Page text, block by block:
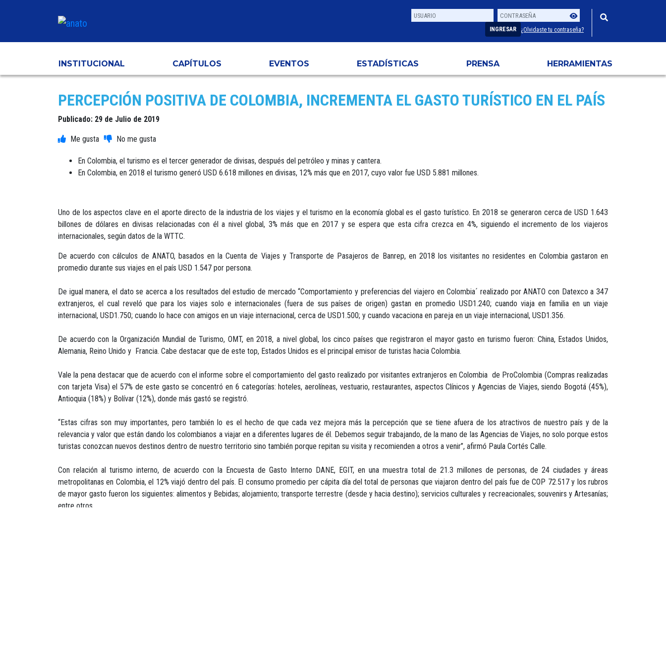
Usuario
Contraseña
INGRESAR ¿Olvidaste tu contraseña?
INSTITUCIONAL CAPÍTULOS EVENTOS ESTADÍSTICAS PRENSA HERRAMIENTAS
PERCEPCIÓN POSITIVA DE COLOMBIA, INCREMENTA EL GASTO TURÍSTICO EN EL PAÍS
Publicado: 29 de Julio de 2019
En Colombia, el turismo es el tercer generador de divisas, después del petróleo y minas y cantera.
En Colombia, en 2018 el turismo generó USD 6.618 millones en divisas, 12% más que en 2017, cuyo valor fue USD 5.881 millones.
Uno de los aspectos clave en el aporte directo de la industria de los viajes y el turismo en la economía global es el gasto turístico. En 2018 se generaron cerca de USD 1.643
billones de dólares en divisas relacionadas con él a nivel global, 3% más que en 2017 y se espera que esta cifra crezca en 4%, siguiendo el incremento de los viajeros
internacionales, según datos de la WTTC.
De acuerdo con cálculos de ANATO, basados en la Cuenta de Viajes y Transporte de Pasajeros de Banrep, en 2018 los visitantes no residentes en Colombia gastaron en
promedio durante sus viajes en el país USD 1.547 por persona.
De igual manera, el dato se acerca a los resultados del estudio de mercado “Comportamiento y preferencias del viajero en Colombia´ realizado por ANATO con Datexco a 347
extranjeros, el cual reveló que para los viajes solo e internacionales (fuera de sus países de origen) gastan en promedio USD1.240; cuando viaja en familia en un viaje
internacional, USD1.750; cuando lo hace con amigos en un viaje internacional, cerca de USD1.500; y cuando vacaciona en pareja en un viaje internacional, USD1.356.
De acuerdo con la Organización Mundial de Turismo, OMT, en 2018, a nivel global, los cinco países que registraron el mayor gasto en turismo fueron: China, Estados Unidos,
Alemania, Reino Unido y Francia. Cabe destacar que de este top, Estados Unidos es el principal emisor de turistas hacia Colombia.
Vale la pena destacar que de acuerdo con el informe sobre el comportamiento del gasto realizado por visitantes extranjeros en Colombia de ProColombia (Compras realizadas
con tarjeta Visa) el 57% de este gasto se concentró en 6 categorías: hoteles, aerolíneas, vestuario, restaurantes, aspectos Clínicos y Agencias de Viajes, siendo Bogotá (45%),
Antioquia (18%) y Bolívar (12%), donde más gastó se registró.
“Estas cifras son muy importantes, pero también lo es el hecho de que cada vez mejora más la percepción que se tiene afuera de los atractivos de nuestro país y de la
relevancia y valor que están dando los colombianos a viajar en a diferentes lugares de él. Debemos seguir trabajando, de la mano de las Agencias de Viajes, no solo porque estos
turistas conozcan nuevos destinos dentro de nuestro territorio sino también porque repitan su visita y recomienden a otros a venir”, afirmó Paula Cortés Calle.
Con relación al turismo interno, de acuerdo con la Encuesta de Gasto Interno DANE, EGIT, en una muestra total de 21.3 millones de personas, de 24 ciudades y áreas
metropolitanas en Colombia, el 12% viajó dentro del país. El consumo promedio per cápita día del total de personas que viajaron dentro del país fue de COP 72.517 y los rubros
de mayor gasto fueron los siguientes: alimentos y Bebidas; alojamiento; transporte terrestre (desde y hacia destino); servicios culturales y recreacionales; souvenirs y Artesanías;
entre otros.